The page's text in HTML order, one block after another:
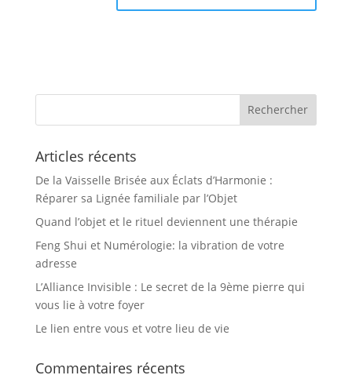
Articles récents
De la Vaisselle Brisée aux Éclats d’Harmonie :
Réparer sa Lignée familiale par l’Objet
Quand l’objet et le rituel deviennent une thérapie
Feng Shui et Numérologie: la vibration de votre
adresse
L’Alliance Invisible : Le secret de la 9ème pierre qui
vous lie à votre foyer
Le lien entre vous et votre lieu de vie
Commentaires récents